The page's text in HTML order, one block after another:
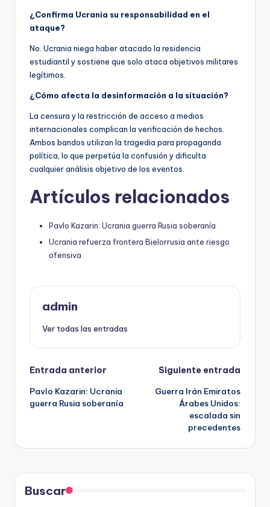
¿Confirma Ucrania su responsabilidad en el
ataque?
No. Ucrania niega haber atacado la residencia
estudiantil y sostiene que solo ataca objetivos militares
legítimos.
¿Cómo afecta la desinformación a la situación?
La censura y la restricción de acceso a medios
internacionales complican la verificación de hechos.
Ambos bandos utilizan la tragedia para propaganda
política, lo que perpetúa la confusión y dificulta
cualquier análisis objetivo de los eventos.
Artículos relacionados
Pavlo Kazarin: Ucrania guerra Rusia soberanía
Ucrania refuerza frontera Bielorrusia ante riesgo
ofensiva
admin
Ver todas las entradas
Navegación
de
Entrada anterior
Pavlo Kazarin: Ucrania
guerra Rusia soberanía
Siguiente entrada
Guerra Irán Emiratos
Árabes Unidos:
escalada sin
precedentes
Buscar